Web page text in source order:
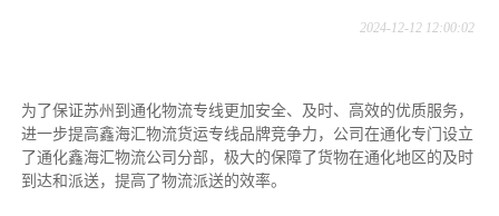
2024-12-12 12:00:02
为了保证苏州到通化物流专线更加安全、及时、高效的优质服务，
进一步提高鑫海汇物流货运专线品牌竞争力，公司在通化专门设立
了通化鑫海汇物流公司分部，极大的保障了货物在通化地区的及时
到达和派送，提高了物流派送的效率。